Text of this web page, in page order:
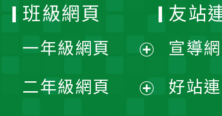
班級網頁
一年級網頁
開
二年級網頁
友站
宣導
好站